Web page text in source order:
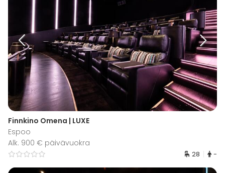
Finnkino Omena | LUXE
Espoo
Alk. 900 € päivävuokra
28 -